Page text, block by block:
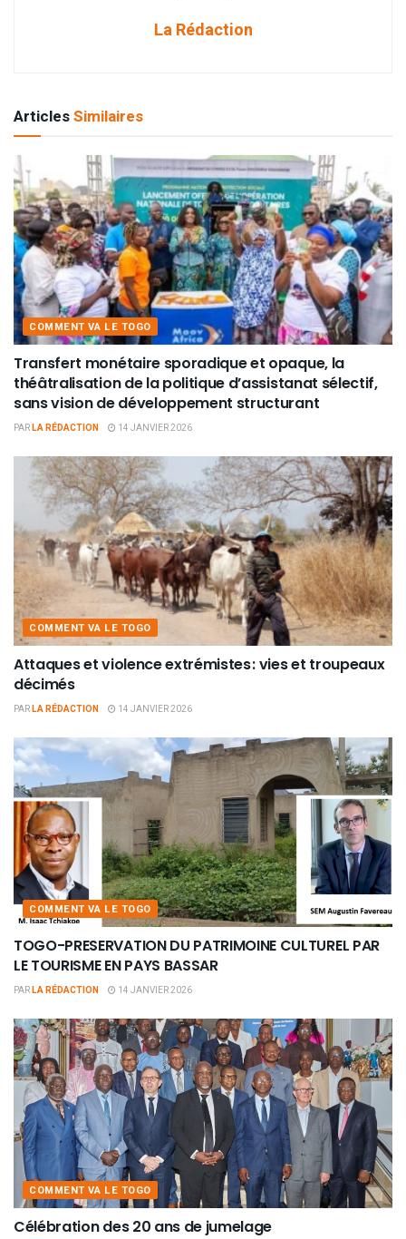
La Rédaction
ArticlesSimilaires
COMMENT VA LE TOGO
Transfert monétaire sporadique et opaque, la
théâtralisation de la politique d’assistanat sélectif,
sans vision de développement structurant
PARLA RÉDACTION 14 JANVIER 2026
COMMENT VA LE TOGO
Attaques et violence extrémistes : vies et troupeaux
décimés
PARLA RÉDACTION 14 JANVIER 2026
COMMENT VA LE TOGO
TOGO-PRESERVATION DU PATRIMOINE CULTUREL PAR
LE TOURISME EN PAYS BASSAR
PARLA RÉDACTION 14 JANVIER 2026
COMMENT VA LE TOGO
Célébration des 20 ans de jumelage